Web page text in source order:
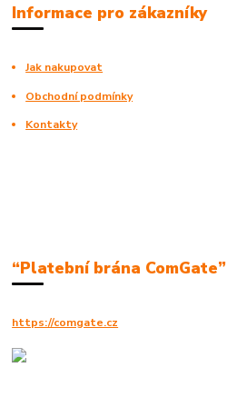
Informace pro zákazníky
Jak nakupovat
Obchodní podmínky
Kontakty
“Platební brána ComGate”
https://comgate.cz